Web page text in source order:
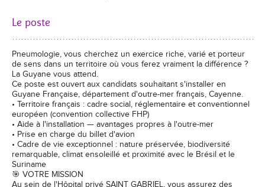
Le poste
Pneumologie, vous cherchez un exercice riche, varié et porteur
de sens dans un territoire où vous ferez vraiment la différence ?
La Guyane vous attend.
Ce poste est ouvert aux candidats souhaitant s'installer en
Guyane Française, département d'outre-mer français, Cayenne.
• Territoire français : cadre social, réglementaire et conventionnel
européen (convention collective FHP)
• Aide à l'installation — avantages propres à l'outre-mer
• Prise en charge du billet d'avion
• Cadre de vie exceptionnel : nature préservée, biodiversité
remarquable, climat ensoleillé et proximité avec le Brésil et le
Suriname
🎯 VOTRE MISSION
Au sein de l'Hôpital privé SAINT GABRIEL, vous assurez des